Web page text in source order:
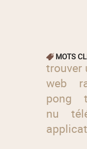
MOTS
trouver
web
pong
nu